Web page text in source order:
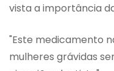
vista a importância
"Este medicamento
mulheres grávidas